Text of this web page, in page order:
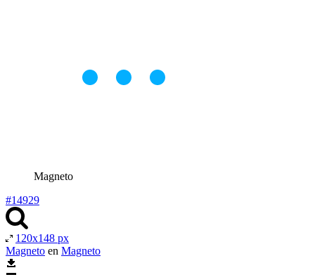
Magneto
#14929
120x148 px
Magneto en Magneto